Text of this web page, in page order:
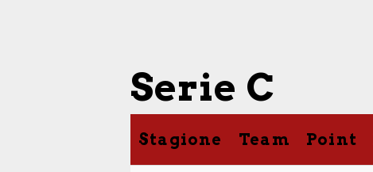
Serie C
Stagione Team Point